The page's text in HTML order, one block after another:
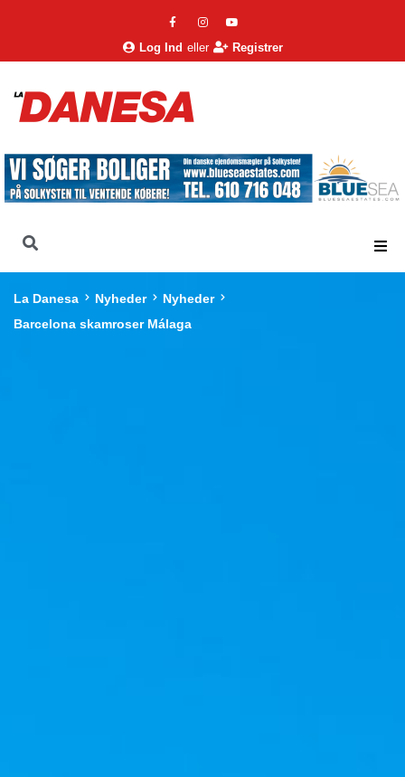
Log Ind eller Registrer
La Danesa Nyheder
Nyheder
Barcelona skamroser Málaga